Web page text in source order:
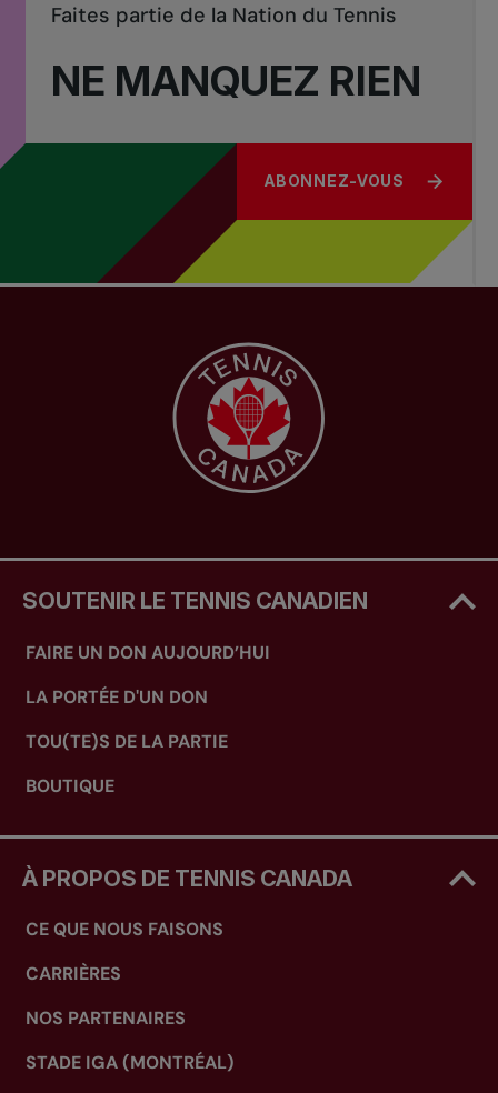
NE MANQUEZ RIEN
Faites partie de la Nation du Tennis
ABONNEZ-VOUS
SOUTENIR LE TENNIS CANADIEN
FAIRE UN DON AUJOURD’HUI
LA PORTÉE D'UN DON
TOU(TE)S DE LA PARTIE
BOUTIQUE
À PROPOS DE TENNIS CANADA
CE QUE NOUS FAISONS
CARRIÈRES
NOS PARTENAIRES
STADE IGA (MONTRÉAL)